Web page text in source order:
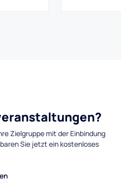
Zielgruppe mit der Einbindung
Sie jetzt ein kostenloses